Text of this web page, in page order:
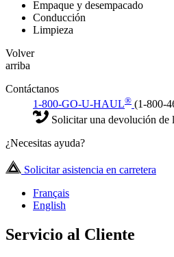
Empaque y desempacado
Conducción
Limpieza
Volver
arriba
Contáctanos
1-800-GO-U-HAUL® (1-800-
Solicitar una devolución de
¿Necesitas ayuda?
Solicitar asistencia en carretera
Français
English
Servicio al Cliente